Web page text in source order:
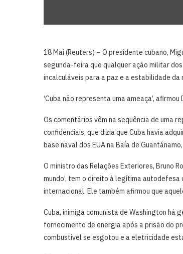
18 Mai (Reuters) – O presidente cubano,
segunda-feira ⁠que qualquer ação militar dos
incalculáveis para a paz e a estabilidade da
‘Cuba ‌não representa uma ameaça’,
Os comentários vêm na sequência de uma
confidenciais, que dizia que Cuba havia
base naval dos EUA na Baía de
O ministro das Relações Exteriores, Bruno
mundo’, tem o direito à legítima
internacional. Ele também afirmou que
Cuba, inimiga comunista de Washington há
fornecimento de energia após a prisão do
combustível se esgotou ​e a eletricidade